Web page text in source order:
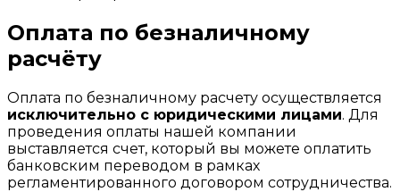
Оплата по безналичному
расчёту
Оплата по безналичному расчету осуществляется
исключительно с юридическими лицами. Для
проведения оплаты нашей компании
выставляется счет, который вы можете оплатить
банковским переводом в рамках
регламентированного договором сотрудничества.